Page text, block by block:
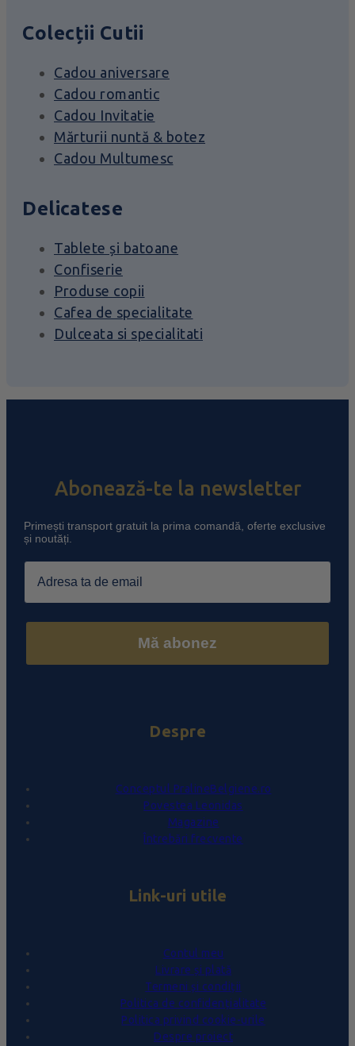
Colecții Cutii
Cadou aniversare
Cadou romantic
Cadou Invitatie
Mărturii nuntă & botez
Cadou Multumesc
Delicatese
Tablete și batoane
Confiserie
Produse copii
Cafea de specialitate
Dulceata si specialitati
Abonează-te la newsletter
Primești transport gratuit la prima comandă, oferte exclusive
și noutăți.
Email
Mă abonez
Despre
Conceptul PralineBelgiene.ro
Povestea Leonidas
Magazine
Întrebări frecvente
Link-uri utile
Contul meu
Livrare și plată
Termeni și condiții
Politica de confidențialitate
Politica privind cookie-urile
Despre proiect